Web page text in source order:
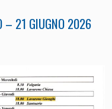
– 21 GIUGNO 2026